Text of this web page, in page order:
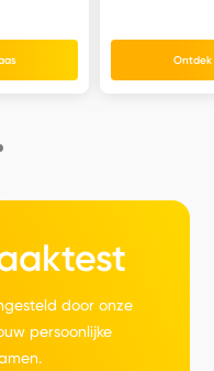
Ontdek
door onze
persoonlijke